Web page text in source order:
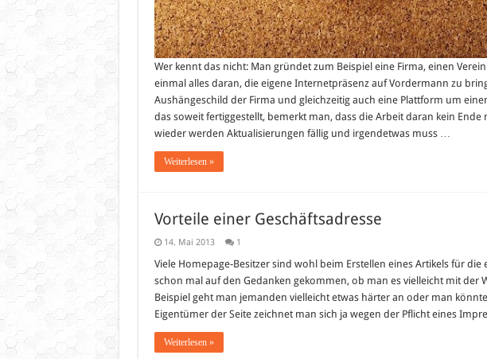
Wer kennt das nicht: Man gründet zum Beispiel eine Firma, einen
einmal alles daran, die eigene Internetpräsenz auf Vordermann zu
Aushängeschild der Firma und gleichzeitig auch eine Plattform um
das soweit fertiggestellt, bemerkt man, dass die Arbeit daran kein
wieder werden Aktualisierungen fällig und irgendetwas muss …
Weiterlesen »
Vorteile einer Geschäftsadresse
14. Mai 2013 1
Viele Homepage-Besitzer sind wohl beim Erstellen eines Artikels für
schon mal auf den Gedanken gekommen, ob man es vielleicht mit der
Beispiel geht man jemanden vielleicht etwas härter an oder man
Eigentümer der Seite zeichnet man sich ja wegen der Pflicht eines
Weiterlesen »